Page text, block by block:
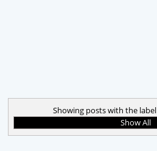
Showing posts with the label
Show All